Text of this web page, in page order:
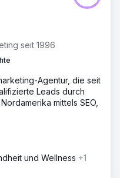
seit 1996
Agentur, die seit
Leads durch
mittels SEO,
und Wellness +1